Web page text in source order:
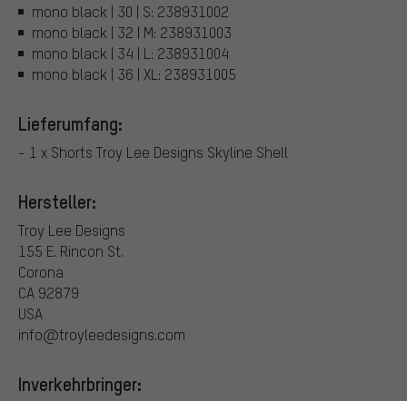
mono black | 30 | S: 238931002
mono black | 32 | M: 238931003
mono black | 34 | L: 238931004
mono black | 36 | XL: 238931005
Lieferumfang:
- 1 x Shorts Troy Lee Designs Skyline Shell
Hersteller:
Troy Lee Designs
155 E. Rincon St.
Corona
CA 92879
USA
info@troyleedesigns.com
Inverkehrbringer: